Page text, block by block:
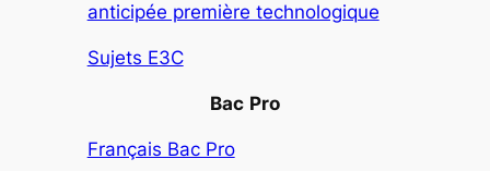
anticipée première technologique
Sujets E3C
Bac Pro
Français Bac Pro